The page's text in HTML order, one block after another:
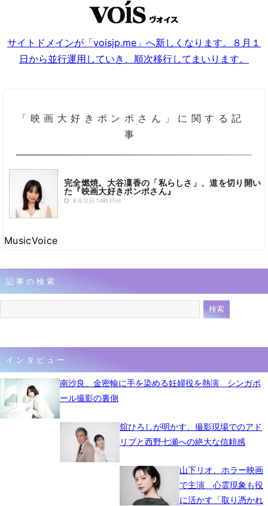
サイトドメインが「voisjp.me」へ新しくなります。８月１
日から並行運用していき、順次移行してまいります。
「映画大好きポンポさん」に関する記
事
完全燃焼。大谷凜香の「私らしさ」、道を切り開い
た『映画大好きポンポさん』
6月12日 14時30分
MusicVoice
記事の検索
インタビュー
南沙良、金密輸に手を染める妊婦役を熱演 シンガポ
ール撮影の裏側
舘ひろしが明かす、撮影現場でのアド
リブと西野七瀬への絶大な信頼感
山下リオ、ホラー映画
で主演 心霊現象も役
に活かす「取り憑かれ